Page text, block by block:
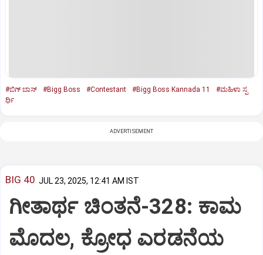
#ಬಿಗ್ ಬಾಸ್ #Bigg Boss #Contestant #Bigg Boss Kannada 11
#ಮಹಿಳಾ ಸ್ಪ
ರ್ಧಿ
ADVERTISEMENT
BIG 40 JUL 23, 2025, 12:41 AM IST
ಗೀತಾರ್ಥ ಚಿಂತನೆ-328: ಕಾಮ
ಮೊದಲ, ಕ್ರೋಧ ಎರಡನೆಯ